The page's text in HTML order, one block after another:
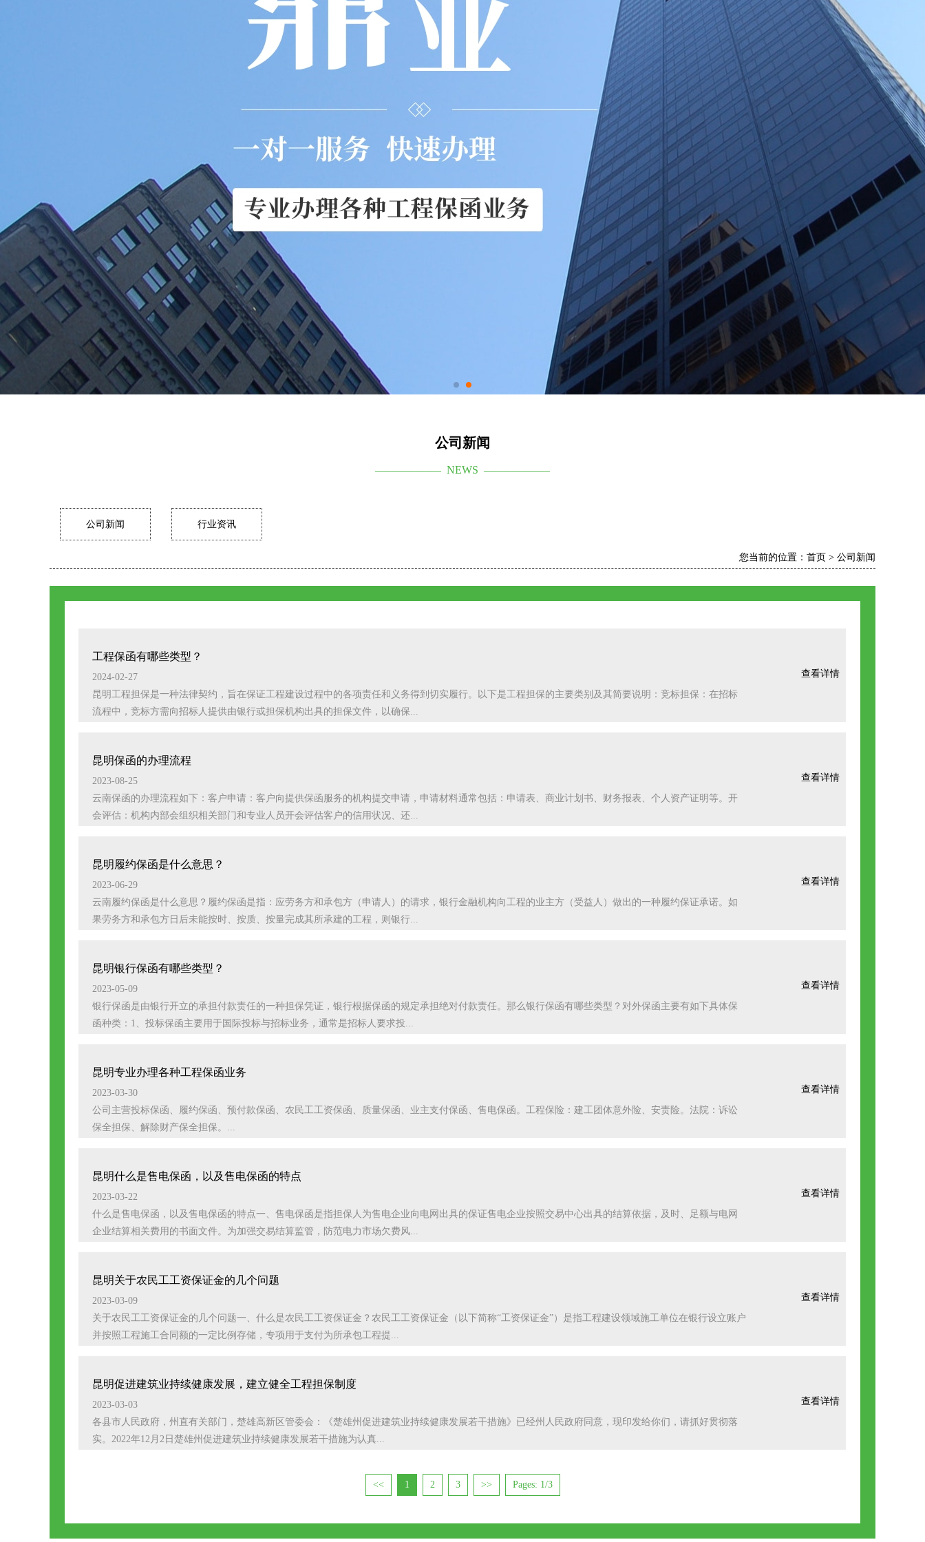
公司新闻
—————— NEWS ——————
公司新闻 行业资讯
您当前的位置： 首页 > 公司新闻
工程保函有哪些类型？
2024-02-27
昆明工程担保是一种法律契约，旨在保证工程建设过程中的各项责任和义务得到切实履行。以下是工程担保的主要类别及其简要说明：竞标担保：在招标
流程中，竞标方需向招标人提供由银行或担保机构出具的担保文件，以确保...
查看详情
昆明保函的办理流程
2023-08-25
云南保函的办理流程如下：客户申请：客户向提供保函服务的机构提交申请，申请材料通常包括：申请表、商业计划书、财务报表、个人资产证明等。开
会评估：机构内部会组织相关部门和专业人员开会评估客户的信用状况、还...
查看详情
昆明履约保函是什么意思？
2023-06-29
云南履约保函是什么意思？履约保函是指：应劳务方和承包方（申请人）的请求，银行金融机构向工程的业主方（受益人）做出的一种履约保证承诺。如
果劳务方和承包方日后未能按时、按质、按量完成其所承建的工程，则银行...
查看详情
昆明银行保函有哪些类型？
2023-05-09
银行保函是由银行开立的承担付款责任的一种担保凭证，银行根据保函的规定承担绝对付款责任。那么银行保函有哪些类型？对外保函主要有如下具体保
函种类：1、投标保函主要用于国际投标与招标业务，通常是招标人要求投...
查看详情
昆明专业办理各种工程保函业务
2023-03-30
公司主营投标保函、履约保函、预付款保函、农民工工资保函、质量保函、业主支付保函、售电保函。工程保险：建工团体意外险、安责险。法院：诉讼
保全担保、解除财产保全担保。...
查看详情
昆明什么是售电保函，以及售电保函的特点
2023-03-22
什么是售电保函，以及售电保函的特点一、售电保函是指担保人为售电企业向电网出具的保证售电企业按照交易中心出具的结算依据，及时、足额与电网
企业结算相关费用的书面文件。为加强交易结算监管，防范电力市场欠费风...
查看详情
昆明关于农民工工资保证金的几个问题
2023-03-09
关于农民工工资保证金的几个问题一、什么是农民工工资保证金？农民工工资保证金（以下简称“工资保证金”）是指工程建设领域施工单位在银行设立账户
并按照工程施工合同额的一定比例存储，专项用于支付为所承包工程提...
查看详情
昆明促进建筑业持续健康发展，建立健全工程担保制度
2023-03-03
各县市人民政府，州直有关部门，楚雄高新区管委会：《楚雄州促进建筑业持续健康发展若干措施》已经州人民政府同意，现印发给你们，请抓好贯彻落
实。2022年12月2日楚雄州促进建筑业持续健康发展若干措施为认真...
查看详情
<< 1 2 3 >> Pages: 1/3